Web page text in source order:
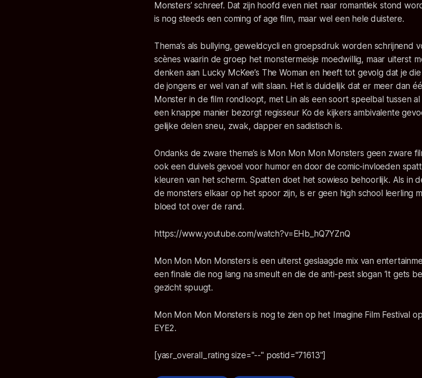
Monsters’ schreef. Dat zijn hoofd even niet naar romantiek stond
is nog steeds een coming of age film, maar wel een hele duistere.
Thema’s als bullying, geweldcycli en groepsdruk worden schrijnend
scènes waarin de groep het monstermeisje moedwillig, maar uiterst
denken aan Lucky McKee’s The Woman en heeft tot gevolg dat je
de jongens er wel van af wilt slaan. Het is duidelijk dat er meer dan
Monster in de film rondloopt, met Lin als een soort speelbal tussen
een knappe manier bezorgt regisseur Ko de kijkers ambivalente
gelijke delen sneu, zwak, dapper en sadistisch is.
Ondanks de zware thema’s is Mon Mon Mon Monsters geen zware
ook een duivels gevoel voor humor en door de comic-invloeden
kleuren van het scherm. Spatten doet het sowieso behoorlijk. Als in
de monsters elkaar op het spoor zijn, is er geen high school leerling
bloed tot over de rand.
https://www.youtube.com/watch?v=EHb_hQ7YZnQ
Mon Mon Mon Monsters is een uiterst geslaagde mix van
een finale die nog lang na smeult en die de anti-pest slogan ‘It gets
gezicht spuugt.
Mon Mon Mon Monsters is nog te zien op het Imagine Film Festival
EYE2.
[yasr_overall_rating size="--" postid="71613"]